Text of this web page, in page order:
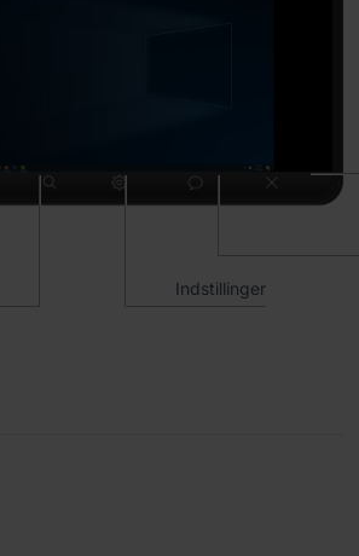
Indstillinger